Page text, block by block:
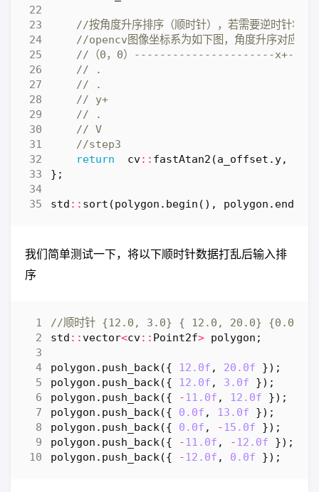
return
cv:: fastAtan2 (a_offset . y,
};
std :: sort (polygon . begin (), polygon . end
我们简单测试一下，将以下顺时针数据打乱后输入排
序
std ::vector<cv:: Point2f> polygon ;
polygon . push_back({ 12.0f , 20.0f
});
polygon . push_back({ 12.0f , 3.0f
});
polygon . push_back({ - 11.0f , 12.0f
});
polygon . push_back({ 0.0f , 13.0f
});
polygon . push_back({ 0.0f , - 15.0f
});
polygon . push_back({ - 11.0f , - 12.0f
});
polygon . push_back({ - 12.0f , 0.0f });